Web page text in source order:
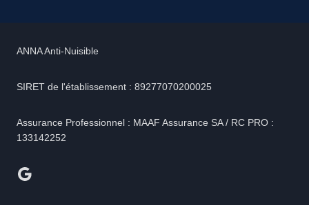
ANNA Anti-Nuisible
SIRET de l'établissement : 89277070200025
Assurance Professionnel : MAAF Assurance SA / RC PRO :
133142252
Google